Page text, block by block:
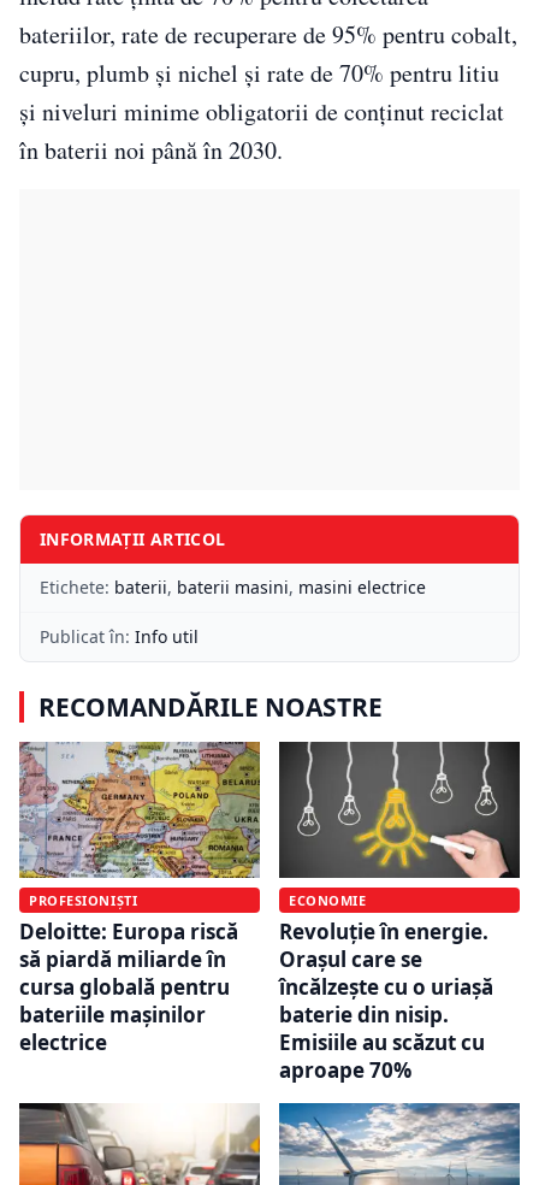
bateriilor, rate de recuperare de 95% pentru cobalt,
cupru, plumb și nichel și rate de 70% pentru litiu
și niveluri minime obligatorii de conținut reciclat
în baterii noi până în 2030.
INFORMAȚII ARTICOL
Etichete: baterii, baterii masini, masini electrice
Publicat în: Info util
RECOMANDĂRILE NOASTRE
PROFESIONIȘTI
Deloitte: Europa riscă
să piardă miliarde în
cursa globală pentru
bateriile mașinilor
electrice
ECONOMIE
Revoluție în energie.
Orașul care se
încălzește cu o uriașă
baterie din nisip.
Emisiile au scăzut cu
aproape 70%